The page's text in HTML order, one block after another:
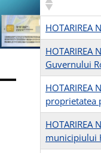
Guvernului
proprietatea
municipiului